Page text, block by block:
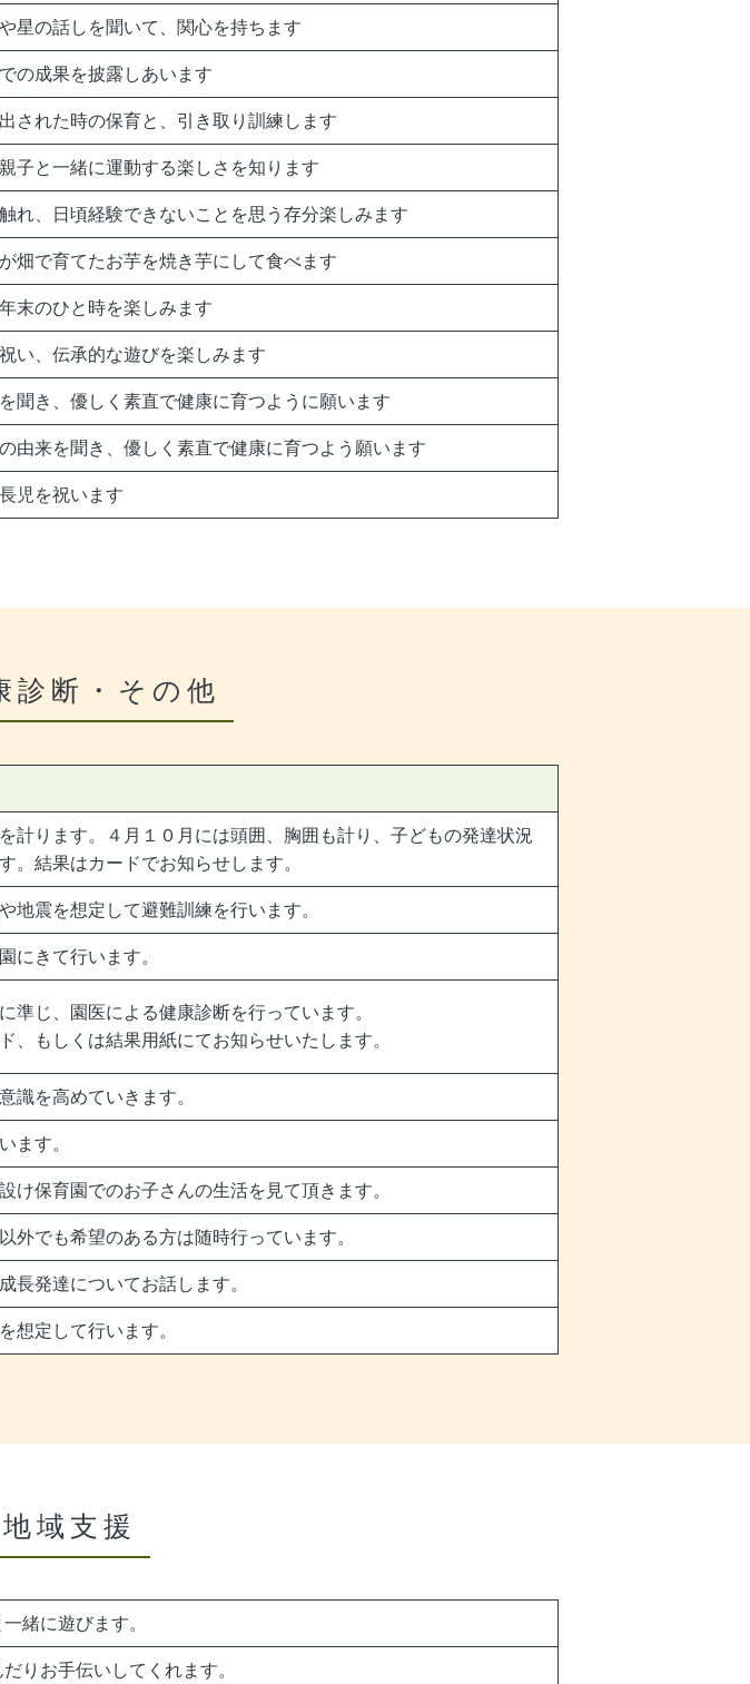
星の話しを聞いて、関心を持ちます
の成果を披露しあいます
された時の保育と、引き取り訓練します
子と一緒に運動する楽しさを知ります
れ、日頃経験できないことを思う存分楽しみます
畑で育てたお芋を焼き芋にして食べます
末のひと時を楽しみます
い、伝承的な遊びを楽しみます
聞き、優しく素直で健康に育つように願います
由来を聞き、優しく素直で健康に育つよう願います
児を祝います
診断・その他
計ります。４月１０月には頭囲、胸囲も計り、子どもの発達状況
。結果はカードでお知らせします。
地震を想定して避難訓練を行います。
にきて行います。
準じ、園医による健康診断を行っています。
、もしくは結果用紙にてお知らせいたします。
識を高めていきます。
ます。
け保育園でのお子さんの生活を見て頂きます。
外でも希望のある方は随時行っています。
長発達についてお話します。
想定して行います。
域支援
緒に遊びます。
りお手伝いしてくれます。